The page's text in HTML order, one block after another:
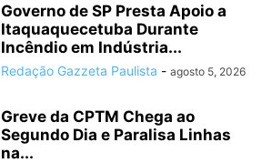
Governo de SP Presta Apoio a
Itaquaquecetuba Durante
Incêndio em Indústria...
Redação Gazzeta Paulista - agosto 5, 2026
Greve da CPTM Chega ao
Segundo Dia e Paralisa Linhas
na...